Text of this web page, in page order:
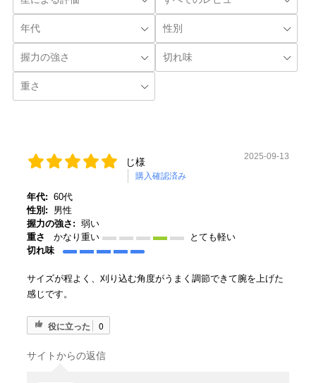
じ様
購入確認済み
2025-09-13
年代: 60代
性別:
男性
握力の強さ: 弱い
重さ
かなり重い
とても軽い
切れ味
サイズが程よく、刈り込む角度がうまく調節できて腕を上げた
感じです。
役に立った 0
サイトからの返信